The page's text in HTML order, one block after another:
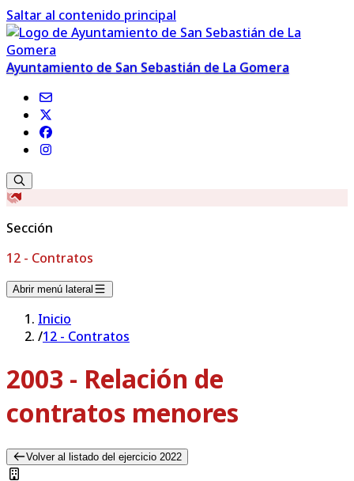
Saltar al contenido principal
Ayuntamiento de San Sebastián de La Gomera
Sección
12 - Contratos
Abrir menú lateral
Inicio
/12 - Contratos
2003 - Relación de
contratos menores
Volver al listado del ejercicio 2022